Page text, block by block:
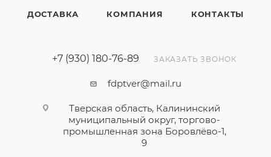
ДОСТАВКА КОМПАНИЯ КОНТАКТЫ
+7 (930) 180-76-89 ЗАКАЗАТЬ ЗВОНОК
fdptver@mail.ru
Тверская область, Калининский
муниципальный округ, торгово-
промышленная зона Боровлёво-1,
9